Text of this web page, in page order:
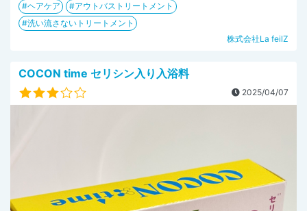
ヘアケア
アウトバストリートメント
洗い流さないトリートメント
株式会社La feilZ
COCON time セリシン入り入浴料
2025/04/07